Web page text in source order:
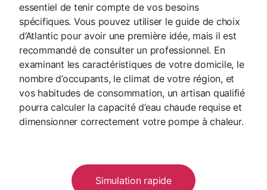
essentiel de tenir compte de vos besoins
spécifiques. Vous pouvez utiliser le guide de choix
d’Atlantic pour avoir une première idée, mais il est
recommandé de consulter un professionnel. En
examinant les caractéristiques de votre domicile, le
nombre d’occupants, le climat de votre région, et
vos habitudes de consommation, un artisan qualifié
pourra calculer la capacité d’eau chaude requise et
dimensionner correctement votre pompe à chaleur.
Simulation rapide